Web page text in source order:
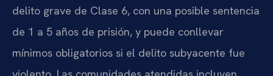
delito grave de Clase 6, con una posible sentencia
de 1 a 5 años de prisión, y puede conllevar
mínimos obligatorios si el delito subyacente fue